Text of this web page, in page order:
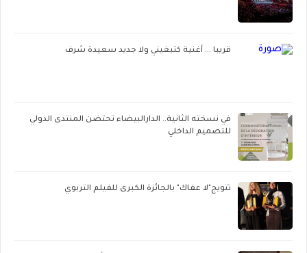
قريبا ... أغنية كتبغيني ولا جديد سعيدة شرف
في نسخته الثانية.. الدارالبيضاء تحتضن المنتدى الدولي
للتصميم الداخلي
تتويج"لا عفاك" بالجائزة الكبرى للفيلم التربوي